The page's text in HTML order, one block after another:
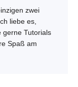
zwei
liebe es,
gerne Tutorials
Spaß am